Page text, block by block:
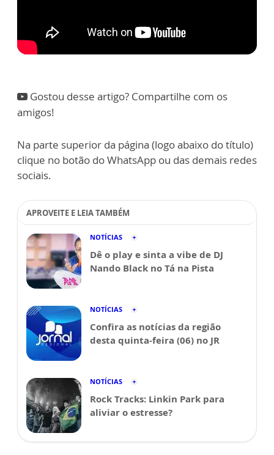
Gostou desse artigo? Compartilhe com os
amigos!
Na parte superior da página (logo abaixo do título)
clique no botão do WhatsApp ou das demais redes
sociais.
APROVEITE E LEIA TAMBÉM
NOTÍCIAS
Dê o play e sinta a vibe de DJ
Nando Black no Tá na Pista
NOTÍCIAS
Confira as notícias da região
desta quinta-feira (06) no JR
NOTÍCIAS
Rock Tracks: Linkin Park para
aliviar o estresse?